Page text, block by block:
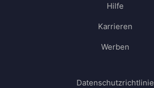
Hilfe
Karrieren
Werben
Datenschutzrichtlinie